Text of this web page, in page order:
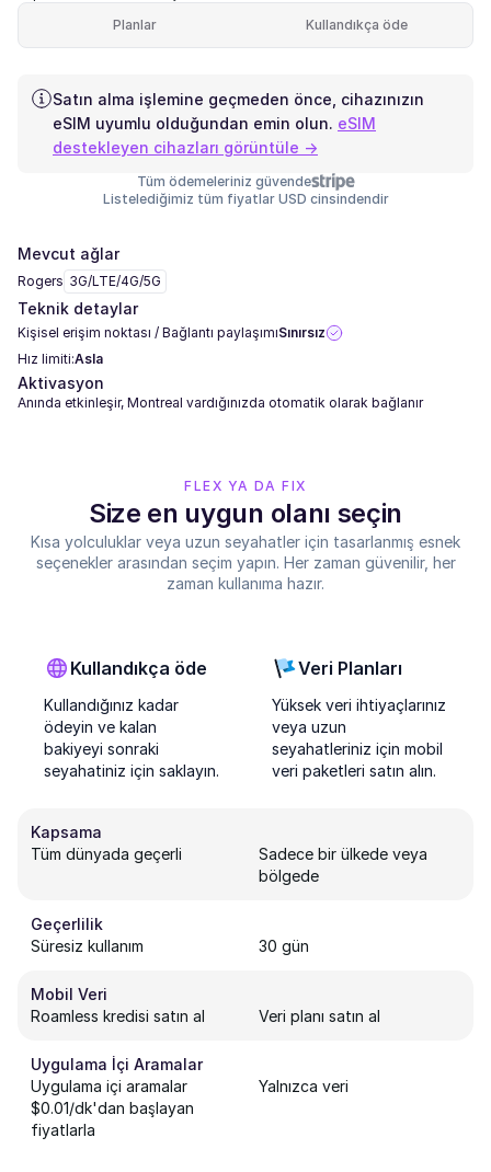
Planlar
Kullandıkça öde
Satın alma işlemine geçmeden önce, cihazınızın
eSIM uyumlu olduğundan emin olun. eSIM
destekleyen cihazları görüntüle →
Tüm ödemeleriniz güvende
Listelediğimiz tüm fiyatlar USD cinsindendir
Mevcut ağlar
Rogers 3G/LTE/4G/5G
Teknik detaylar
Kişisel erişim noktası / Bağlantı paylaşımıSınırsız
Hız limiti:Asla
Aktivasyon
Anında etkinleşir, Montreal vardığınızda otomatik olarak bağlanır
FLEX YA DA FIX
Size en uygun olanı seçin
Kısa yolculuklar veya uzun seyahatler için tasarlanmış esnek
seçenekler arasından seçim yapın. Her zaman güvenilir, her
zaman kullanıma hazır.
Kullandıkça öde
Kullandığınız kadar
ödeyin ve kalan
bakiyeyi sonraki
seyahatiniz için saklayın.
Veri Planları
Yüksek veri ihtiyaçlarınız
veya uzun
seyahatleriniz için mobil
veri paketleri satın alın.
Kapsama
Tüm dünyada geçerli
Sadece bir ülkede veya
bölgede
Geçerlilik
Süresiz kullanım
30 gün
Mobil Veri
Roamless kredisi satın al
Veri planı satın al
Uygulama İçi Aramalar
Uygulama içi aramalar
$0.01/dk'dan başlayan
fiyatlarla
Yalnızca veri